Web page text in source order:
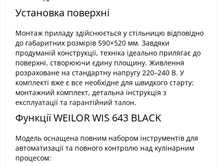
Установка поверхні
Монтаж приладу здійснюється у стільницю відповідно
до габаритних розмірів 590×520 мм. Завдяки
продуманій конструкції, техніка ідеально прилягає до
поверхні, створюючи єдину площину. Живлення
розраховане на стандартну напругу 220–240 В. У
комплекті вже є все необхідне для швидкого старту:
монтажний комплект, детальна інструкція з
експлуатації та гарантійний талон.
Функції WEILOR WIS 643 BLACK
Модель оснащена повним набором інструментів для
автоматизації та повного контролю над кулінарним
процесом: